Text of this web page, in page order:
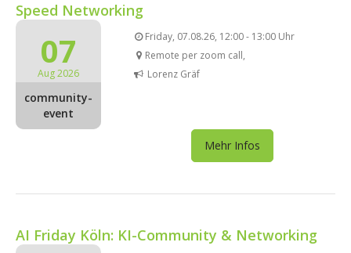
Speed Networking
07
Aug 2026
community-
event
Friday, 07.08.26, 12:00 - 13:00 Uhr
Remote per zoom call,
Lorenz Gräf
Mehr Infos
AI Friday Köln: KI-Community & Networking